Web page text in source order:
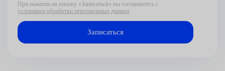
При нажатии на кнопку «Записаться» вы соглашаетесь с
условиями обработки персональных данных